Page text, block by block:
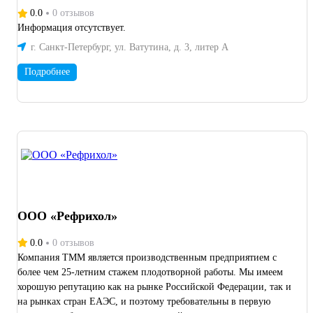
0.0
0 отзывов
Информация отсутствует.
г. Санкт-Петербург, ул. Ватутина, д. 3, литер А
Подробнее
ООО «Рефрихол»
0.0
0 отзывов
Компания ТММ является производственным предприятием с
более чем 25-летним стажем плодотворной работы. Мы имеем
хорошую репутацию как на рынке Российской Федерации, так и
на рынках стран ЕАЭС, и поэтому требовательны в первую